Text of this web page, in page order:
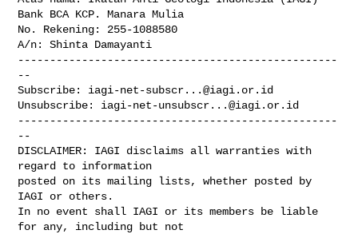
Bank BCA KCP. Manara Mulia
No. Rekening: 255-1088580
A/n: Shinta Damayanti
--------------------------------------------------
--
Subscribe: iagi-net-subscr...@iagi.or.id
Unsubscribe: iagi-net-unsubscr...@iagi.or.id
--------------------------------------------------
--
DISCLAIMER: IAGI disclaims all warranties with
regard to information
posted on its mailing lists, whether posted by
IAGI or others.
In no event shall IAGI or its members be liable
for any, including but not